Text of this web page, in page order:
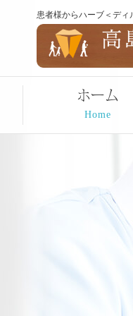
患者様からハーブ＜デ
ホーム
Home